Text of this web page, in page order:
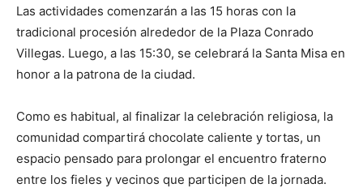
Las actividades comenzarán a las 15 horas con la
tradicional procesión alrededor de la Plaza Conrado
Villegas. Luego, a las 15:30, se celebrará la Santa Misa en
honor a la patrona de la ciudad.
Como es habitual, al finalizar la celebración religiosa, la
comunidad compartirá chocolate caliente y tortas, un
espacio pensado para prolongar el encuentro fraterno
entre los fieles y vecinos que participen de la jornada.